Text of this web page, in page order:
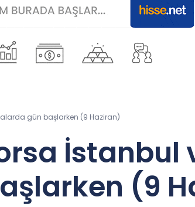
gün başlarken (9 Haziran)
İstanbul
(9